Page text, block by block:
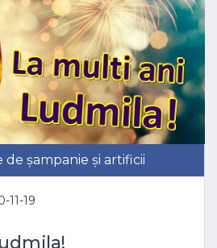
șampanie și artificii
11-19